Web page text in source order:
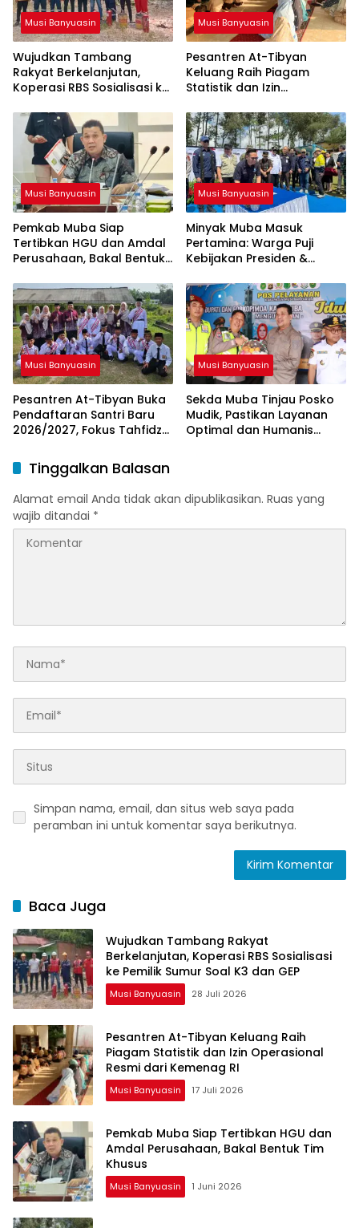
Musi Banyuasin
Wujudkan Tambang
Rakyat Berkelanjutan,
Koperasi RBS Sosialisasi ke
GEP
Musi Banyuasin
Pesantren At-Tibyan
Keluang Raih Piagam
Statistik dan Izin
Kemenag RI
Musi Banyuasin
Pemkab Muba Siap
Tertibkan HGU dan Amdal
Perusahaan, Bakal Bentuk
Musi Banyuasin
Minyak Muba Masuk
Pertamina: Warga Puji
Kebijakan Presiden &
Musi Banyuasin
Pesantren At-Tibyan Buka
Pendaftaran Santri Baru
2026/2027, Fokus Tahfidz
Musi Banyuasin
Sekda Muba Tinjau Posko
Mudik, Pastikan Layanan
Optimal dan Humanis
Tinggalkan Balasan
Alamat email Anda tidak akan dipublikasikan. Ruas yang
wajib ditandai *
Simpan nama, email, dan situs web saya pada
peramban ini untuk komentar saya berikutnya.
Baca Juga
Wujudkan Tambang Rakyat
Berkelanjutan, Koperasi RBS Sosialisasi
ke Pemilik Sumur Soal K3 dan GEP
Musi Banyuasin 28 Juli 2026
Pesantren At-Tibyan Keluang Raih
Piagam Statistik dan Izin Operasional
Resmi dari Kemenag RI
Musi Banyuasin 17 Juli 2026
Pemkab Muba Siap Tertibkan HGU dan
Amdal Perusahaan, Bakal Bentuk Tim
Khusus
Musi Banyuasin 1 Juni 2026